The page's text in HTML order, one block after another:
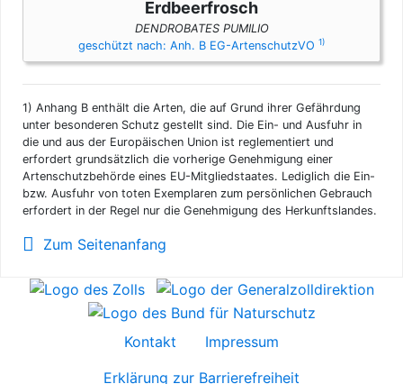
Erdbeerfrosch
DENDROBATES PUMILIO
geschützt nach: Anh. B EG-ArtenschutzVO 1)
1) Anhang B enthält die Arten, die auf Grund ihrer Gefährdung
unter besonderen Schutz gestellt sind. Die Ein- und Ausfuhr in
die und aus der Europäischen Union ist reglementiert und
erfordert grundsätzlich die vorherige Genehmigung einer
Artenschutzbehörde eines EU-Mitgliedstaates. Lediglich die Ein-
bzw. Ausfuhr von toten Exemplaren zum persönlichen Gebrauch
erfordert in der Regel nur die Genehmigung des Herkunftslandes.
Zum Seitenanfang
Kontakt
Impressum
Erklärung zur Barrierefreiheit